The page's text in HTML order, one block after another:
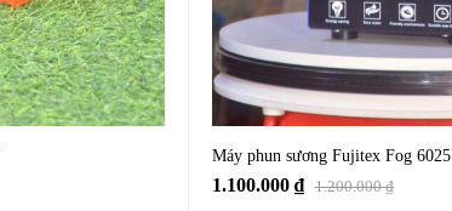
Máy phun sương Fujitex Fog 6025
1.200.000₫
1.100.000 ₫